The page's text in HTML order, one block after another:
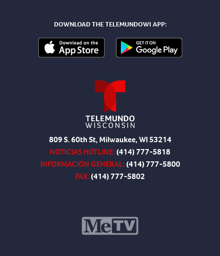
DOWNLOAD THE TELEMUNDOWI APP:
809 S. 60th St, Milwaukee, WI 53214
NOTICIAS HOTLINE:(414) 777-5818
INFORMACIÓN GENERAL:(414) 777-5800
FAX:(414) 777-5802